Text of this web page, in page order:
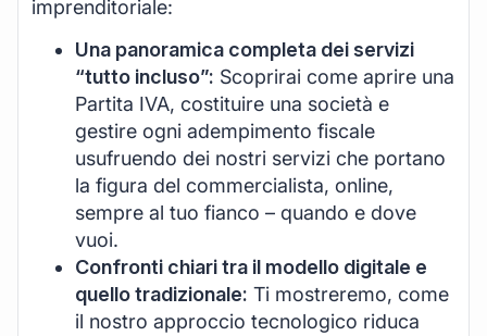
imprenditoriale:
Una panoramica completa dei servizi
“tutto incluso”: Scoprirai come aprire una
Partita IVA, costituire una società e
gestire ogni adempimento fiscale
usufruendo dei nostri servizi che portano
la figura del commercialista, online,
sempre al tuo fianco – quando e dove
vuoi.
Confronti chiari tra il modello digitale e
quello tradizionale: Ti mostreremo, come
il nostro approccio tecnologico riduca